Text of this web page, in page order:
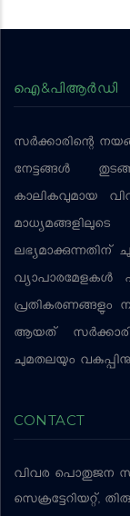
ഐ&പിആര്‍ഡി
സര്‍ക്കാരിന്റെ
നേട്ടങ്ങള്‍
കാലികവുമായ
ലഭ്യമാക്കുന്നതിന്
വ്യാപാരമേളകള്‍
പ്രതികരണങ്ങളും
ആയത്
ചുമതലയും
CONTACT
വിവര പൊതുജന
സെക്രട്ടേറിയറ്റ്,